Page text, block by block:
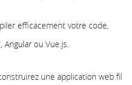
efficacement votre code,
Angular ou Vue.js.
une application web fil